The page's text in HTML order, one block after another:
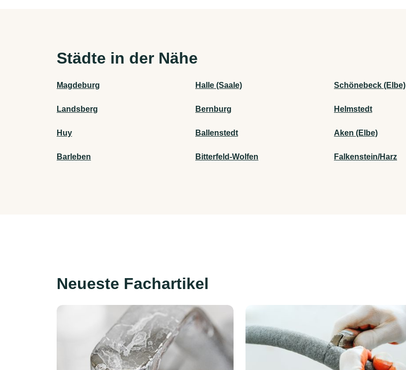
Städte in der Nähe
Magdeburg Halle (Saale) Schönebeck (Elbe)
Landsberg Bernburg Helmstedt
Huy Ballenstedt Aken (Elbe)
Barleben Bitterfeld-Wolfen Falkenstein/Harz
Neueste Fachartikel